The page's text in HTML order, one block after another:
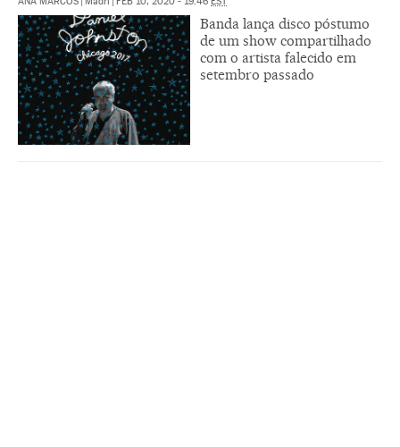
Banda lança disco póstumo
de um show compartilhado
com o artista falecido em
setembro passado